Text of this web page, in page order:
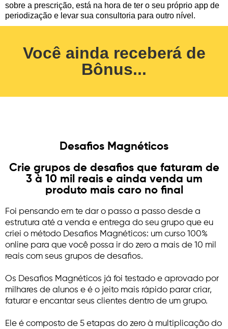
sobre a prescrição, está na hora de ter o seu próprio app de
periodização e levar sua consultoria para outro nível.
Você ainda receberá de
Bônus...
Desafios Magnéticos
Crie grupos de desafios que faturam de
3 à 10 mil reais e ainda venda um
produto mais caro no final
Foi pensando em te dar o passo a passo desde a
estrutura até a venda e entrega do seu grupo que eu
criei o método Desafios Magnéticos: um curso 100%
online para que você possa ir do zero a mais de 10 mil
reais com seus grupos de desafios.
Os Desafios Magnéticos já foi testado e aprovado por
milhares de alunos e é o jeito mais rápido parar criar,
faturar e encantar seus clientes dentro de um grupo.
Ele é composto de 5 etapas do zero à multiplicação do